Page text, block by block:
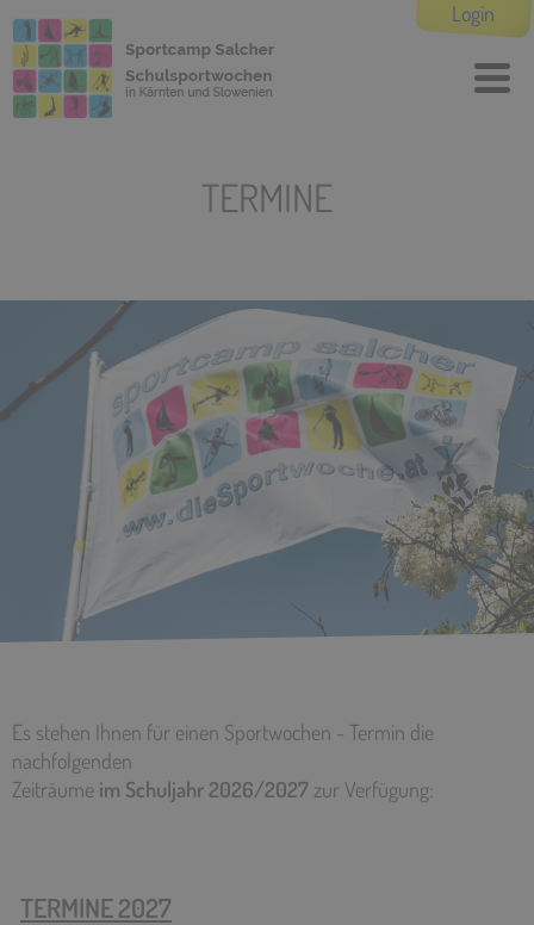
Login
TERMINE
Es stehen Ihnen für einen Sportwochen - Termin die
nachfolgenden
Zeiträume im Schuljahr 2026/2027 zur Verfügung:
TERMINE 2027